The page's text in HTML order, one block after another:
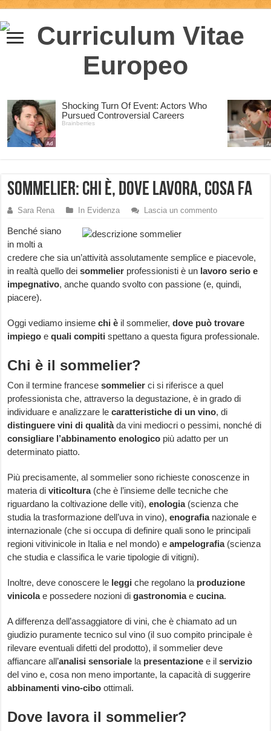
Sommelier: chi è, dove lavora, cosa fa
Sara Rena In Evidenza Lascia un commento
Benché siano
in molti a
credere che sia un’attività assolutamente semplice e piacevole,
in realtà quello deisommelier professionisti è un lavoro serio e
impegnativo, anche quando svolto con passione (e, quindi,
piacere).
Oggi vediamo insiemechi è il sommelier,dove può trovare
impiego equali compitispettano a questa figura professionale.
Chi è il sommelier?
Con il termine francese sommelier ci si riferisce a quel
professionista che, attraverso la degustazione, è in grado di
individuare e analizzare le caratteristiche di un vino, di
distinguere vini di qualitàda vini mediocri o pessimi, nonché di
consigliare l’abbinamento enologico più adatto per un
determinato piatto.
Più precisamente, al sommelier sono richieste conoscenze in
materia diviticoltura(che è l’insieme delle tecniche che
riguardano la coltivazione delle viti),enologia(scienza che
studia la trasformazione dell’uva in vino),enografianazionale e
internazionale (che si occupa di definire quali sono le principali
regioni vitivinicole in Italia e nel mondo) eampelografia(scienza
che studia e classifica le varie tipologie di vitigni).
Inoltre, deve conoscere le leggi che regolano la produzione
vinicolae possedere nozioni di gastronomiaecucina.
A differenza dell’assaggiatore di vini, che è chiamato ad un
giudizio puramente tecnico sul vino (il suo compito principale è
rilevare eventuali difetti del prodotto), il sommelier deve
affiancare all’analisi sensoriale la presentazione e ilservizio
del vino e, cosa non meno importante, la capacità di suggerire
abbinamenti vino-cibo ottimali.
Dove lavora il sommelier?